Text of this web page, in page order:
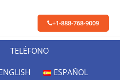
+1-888-768-9009
TELÉFONO
ESPAÑOL